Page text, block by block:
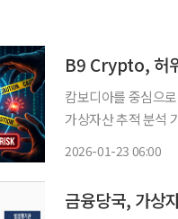
B9 Crypto, 허
캄보디아를 중심으
가상자산 추적 분석
2026-01-23 06:00
금융당국, 가상